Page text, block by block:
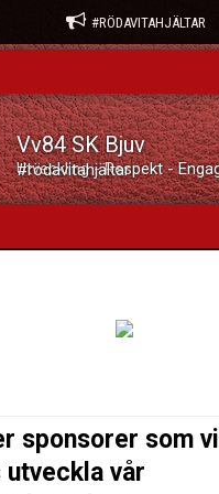
#RÖDAVITAHJÄLTAR
Vv84 SK Bjuv
Utveckling - Respekt - Engagemang #rödavitahjältar
sponsorer som vill
utveckla vår